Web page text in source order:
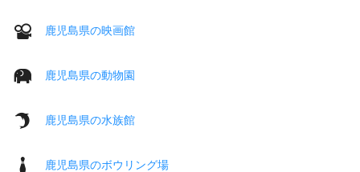
鹿児島県の映画館
鹿児島県の動物園
鹿児島県の水族館
鹿児島県のボウリング場